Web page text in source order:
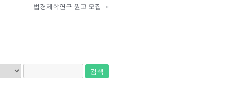
법경제학연구 원고 모집 »
검색